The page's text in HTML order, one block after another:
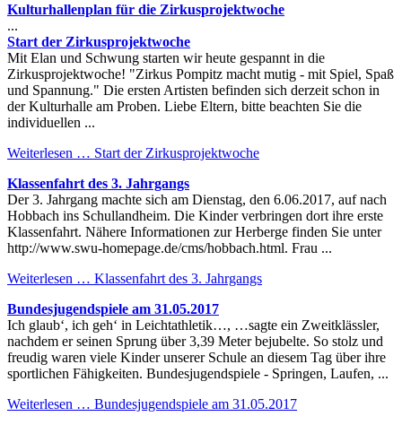
Kulturhallenplan für die Zirkusprojektwoche
...
Start der Zirkusprojektwoche
Mit Elan und Schwung starten wir heute gespannt in die
Zirkusprojektwoche! "Zirkus Pompitz macht mutig - mit Spiel, Spaß
und Spannung." Die ersten Artisten befinden sich derzeit schon in
der Kulturhalle am Proben. Liebe Eltern, bitte beachten Sie die
individuellen ...
Weiterlesen … Start der Zirkusprojektwoche
Klassenfahrt des 3. Jahrgangs
Der 3. Jahrgang machte sich am Dienstag, den 6.06.2017, auf nach
Hobbach ins Schullandheim. Die Kinder verbringen dort ihre erste
Klassenfahrt. Nähere Informationen zur Herberge finden Sie unter
http://www.swu-homepage.de/cms/hobbach.html. Frau ...
Weiterlesen … Klassenfahrt des 3. Jahrgangs
Bundesjugendspiele am 31.05.2017
Ich glaub‘, ich geh‘ in Leichtathletik…, …sagte ein Zweitklässler,
nachdem er seinen Sprung über 3,39 Meter bejubelte. So stolz und
freudig waren viele Kinder unserer Schule an diesem Tag über ihre
sportlichen Fähigkeiten. Bundesjugendspiele - Springen, Laufen, ...
Weiterlesen … Bundesjugendspiele am 31.05.2017